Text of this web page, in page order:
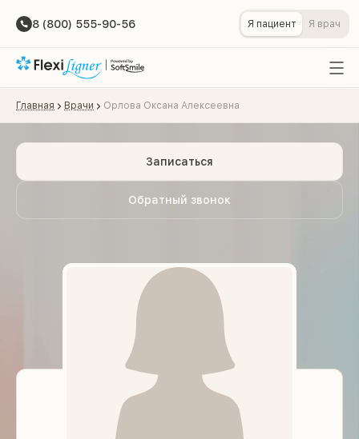
8 (800) 555-90-56 Я пациент Я врач
Главная Врачи Орлова Оксана Алексеевна
Обратный звонок
Записаться